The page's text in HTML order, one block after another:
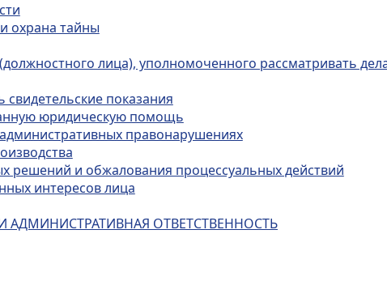
охрана тайны
лица), уполномоченного рассматривать
показания
юридическую помощь
правонарушениях
решений и обжалования процессуальных действий
интересов лица
АДМИНИСТРАТИВНАЯ ОТВЕТСТВЕННОСТЬ